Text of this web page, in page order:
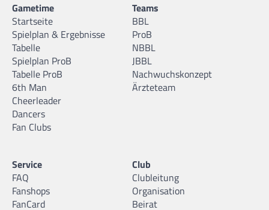
Gametime
Startseite
Spielplan & Ergebnisse
Tabelle
Spielplan ProB
Tabelle ProB
6th Man
Cheerleader
Dancers
Fan Clubs
Teams
BBL
ProB
NBBL
JBBL
Nachwuchskonzept
Ärzteteam
Service
FAQ
Fanshops
FanCard
Club
Clubleitung
Organisation
Beirat